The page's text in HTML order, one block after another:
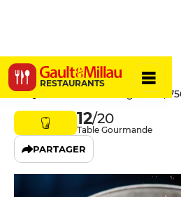
RESTAURANTS
Spiti Sou
53 Quai des Grands Augustins,
12/20
Table Gourmande
PARTAGER